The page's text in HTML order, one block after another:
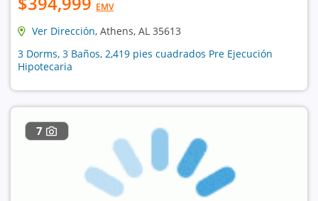
EMV
Ver Dirección, Athens, AL 35613
3 Dorms, 3 Baños, 2,419 pies cuadrados Pre Ejecución
Hipotecaria
7